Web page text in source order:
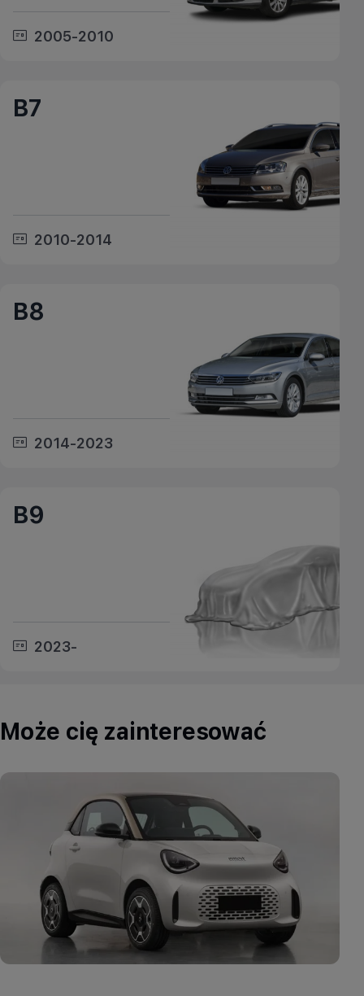
2005-2010
B7
2010-2014
B8
2014-2023
B9
2023-
Może cię zainteresować